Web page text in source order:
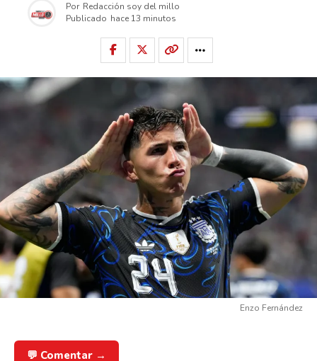
Por Redacción soy del millo
Publicado hace 13 minutos
Enzo Fernández
💬 Comentar →